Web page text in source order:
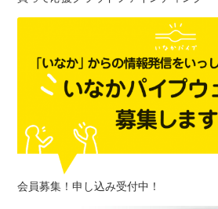
会員募集！申し込み受付中！